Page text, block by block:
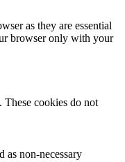
as they are essential
browser only with your
These cookies do not
as non-necessary